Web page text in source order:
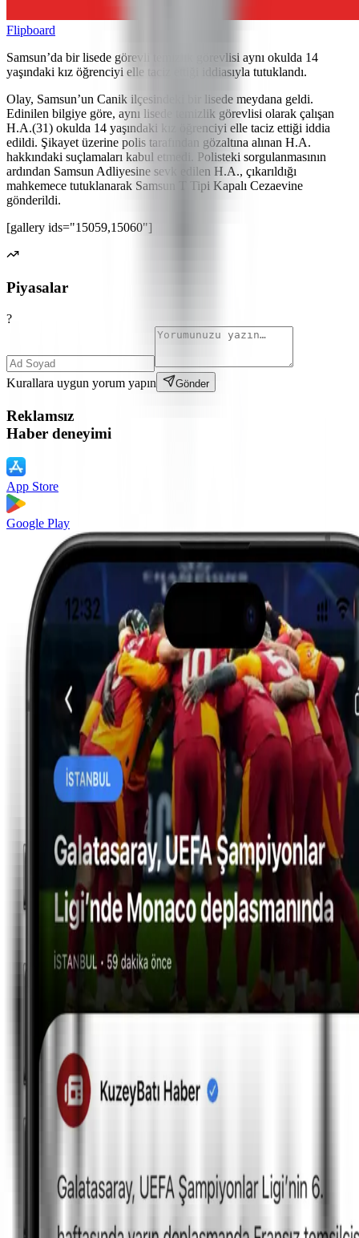
Flipboard
Samsun’da bir lisede görevli temizlik görevlisi aynı okulda 14
yaşındaki kız öğrenciyi elle taciz ettiği iddiasıyla tutuklandı.
Olay, Samsun’un Canik ilçesindeki bir lisede meydana geldi.
Edinilen bilgiye göre, aynı lisede temizlik görevlisi olarak çalışan
H.A.(31) okulda 14 yaşındaki kız öğrenciyi elle taciz ettiği iddia
edildi. Şikayet üzerine polis tarafından gözaltına alınan H.A.
hakkındaki suçlamaları kabul etmedi. Polisteki sorgulanmasının
ardından Samsun Adliyesine sevk edilen H.A., çıkarıldığı
mahkemece tutuklanarak Samsun T Tipi Kapalı Cezaevine
gönderildi.
[gallery ids="15059,15060"]
Piyasalar
?
Kurallara uygun yorum yapın Gönder
Reklamsız
Haber deneyimi
App Store
Google Play